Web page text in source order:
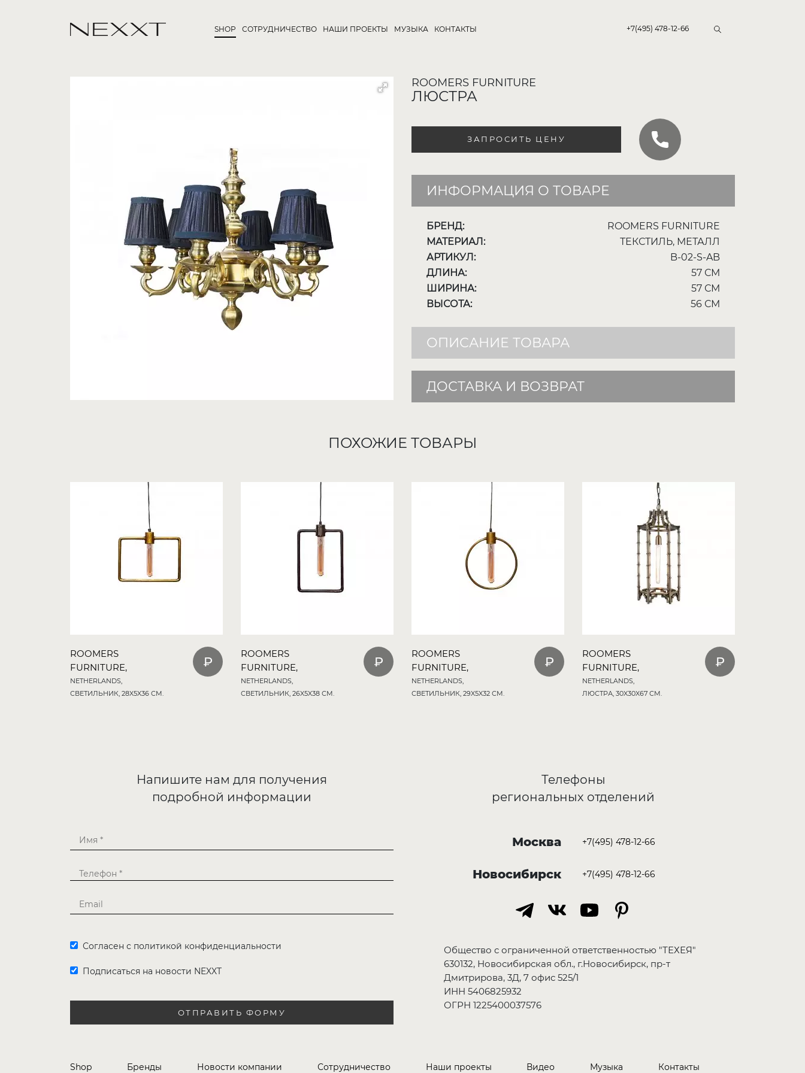
SHOP СОТРУДНИЧЕСТВО НАШИ ПРОЕКТЫ МУЗЫКА КОНТАКТЫ +7(495) 478-12-66
ROOMERS FURNITURE
ЛЮСТРА
ЗАПРОСИТЬ ЦЕНУ
ИНФОРМАЦИЯ О ТОВАРЕ
БРЕНД:
ROOMERS FURNITURE
МАТЕРИАЛ:
ТЕКСТИЛЬ, МЕТАЛЛ
АРТИКУЛ:
B-02-S-AB
ДЛИНА:
57 СМ
ШИРИНА:
57 СМ
ВЫСОТА:
56 СМ
ОПИСАНИЕ ТОВАРА
ДОСТАВКА И ВОЗВРАТ
ПОХОЖИЕ ТОВАРЫ
ROOMERS
FURNITURE,
NETHERLANDS,
СВЕТИЛЬНИК, 28X5X36 СМ.
ROOMERS
FURNITURE,
NETHERLANDS,
СВЕТИЛЬНИК, 26X5X38 СМ.
ROOMERS
FURNITURE,
NETHERLANDS,
СВЕТИЛЬНИК, 29X5X32 СМ.
ROOMERS
FURNITURE,
NETHERLANDS,
ЛЮСТРА, 30X30X67 СМ.
Напишите нам для получения
подробной информации
Согласен с политикой конфиденциальности
Подписаться на новости NEXXT
ОТПРАВИТЬ ФОРМУ
Телефоны
региональных отделений
Москва +7(495) 478-12-66
Новосибирск +7(495) 478-12-66
Общество с ограниченной ответственностью "ТЕХЕЯ"
630132, Новосибирская обл., г.Новосибирск, пр-т
Дмитрирова, 3Д, 7 офис 525/1
ИНН 5406825932
ОГРН 1225400037576
Shop Бренды Новости компании Сотрудничество Наши проекты Видео Музыка Контакты